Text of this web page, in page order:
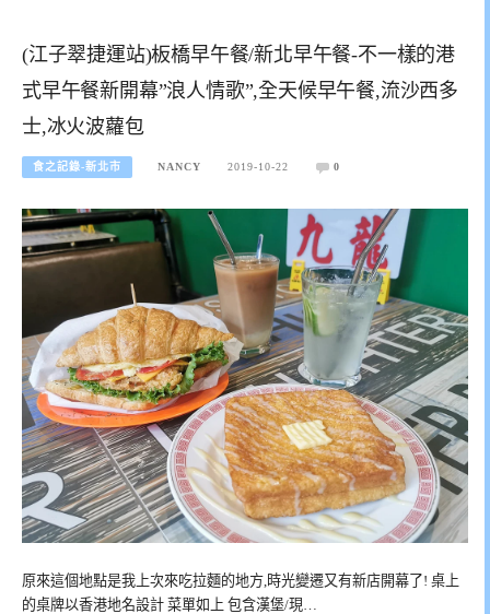
(江子翠捷運站)板橋早午餐/新北早午餐-不一樣的港
式早午餐新開幕”浪人情歌”,全天候早午餐,流沙西多
士,冰火波蘿包
食之記錄-新北市 NANCY 2019-10-22 0
原來這個地點是我上次來吃拉麵的地方,時光變遷又有新店開幕了! 桌上
的桌牌以香港地名設計 菜單如上 包含漢堡/現…